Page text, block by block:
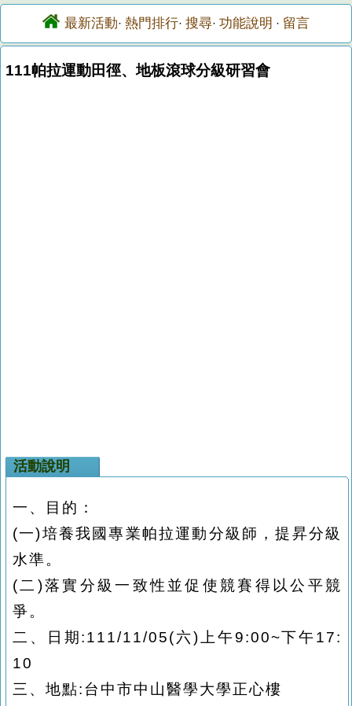
最新活動· 熱門排行· 搜尋· 功能說明 · 留言
111帕拉運動田徑、地板滾球分級研習會
活動說明
一、目的：
(一)培養我國專業帕拉運動分級師，提昇分級
水準。
(二 )落實分級一致性並促使競賽得以公平競
爭。
二、日期:111/11/05(六)上午9:00~下午17:
10
三、地點:台中市中山醫學大學正心樓